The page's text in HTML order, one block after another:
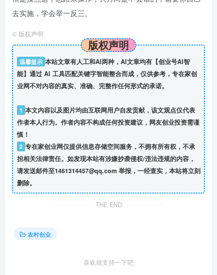
去实施，学会举一反三。
© 版权声明
版权声明
温馨提示 本站文章有人工和AI两种，AI文章均有【创业号AI智
能】通过 AI 工具匹配关键字智能整合而成，仅供参考，专在家创
业网不对内容的真实、准确、完整作任何形式的承诺。
1 本文内容以及图片均由互联网用户自发贡献，该文观点仅代表
作者本人行为。作者内容不构成任何投资建议，网友创业投资需谨
慎！
2 专在家创业网仅提供信息存储空间服务，不拥有所有权，不承
担相关法律责任。如发现本站有涉嫌抄袭侵权/违法违规的内容，
请发送邮件至1461314457@qq.com 举报，一经查实，本站将立刻
删除。
THE END
农村创业
喜欢就支持一下吧